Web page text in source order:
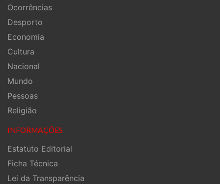
Ocorrências
Desporto
Economia
Cultura
Nacional
Mundo
Pessoas
Religião
INFORMAÇÕES
Estatuto Editorial
Ficha Técnica
Lei da Transparência